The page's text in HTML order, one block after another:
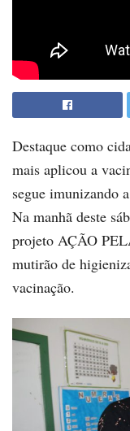
Destaque como
mais aplicou a
segue imunizando
Na manhã deste
projeto AÇÃO
mutirão de
vacinação.